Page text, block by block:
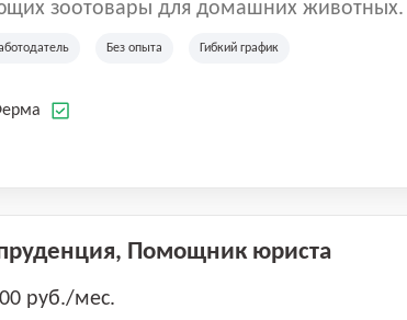
зоотовары для домашних
маркетплейсах России (Wildberries,
по всей территории России и за ее
бренды кормов и
Без опыта Гибкий график
Помощник юриста
руб./мес.